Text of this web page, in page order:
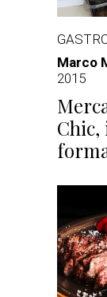
Marco
2015
Chic,